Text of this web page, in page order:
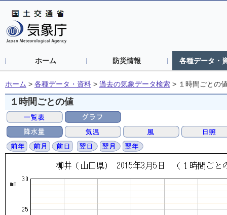
ホーム 防災情報 各種データ・
ホーム > 各種データ・資料 > 過去の気象データ検索 > １時間ごとの
１時間ごとの値